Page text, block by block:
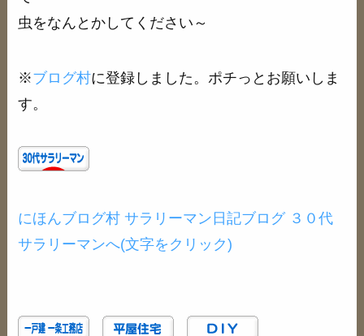
虫をなんとかしてください～
※ブログ村に登録しました。ポチっとお願いしま
す。
にほんブログ村 サラリーマン日記ブログ ３０代
サラリーマンへ(文字をクリック)